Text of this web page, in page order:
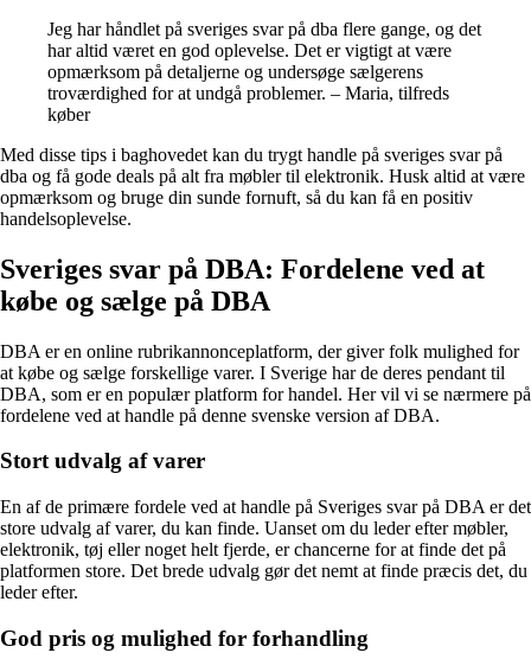
Jeg har håndlet på sveriges svar på dba flere gange, og det
har altid været en god oplevelse. Det er vigtigt at være
opmærksom på detaljerne og undersøge sælgerens
troværdighed for at undgå problemer. – Maria, tilfreds
køber
Med disse tips i baghovedet kan du trygt handle på sveriges svar på
dba og få gode deals på alt fra møbler til elektronik. Husk altid at være
opmærksom og bruge din sunde fornuft, så du kan få en positiv
handelsoplevelse.
Sveriges svar på DBA: Fordelene ved at
købe og sælge på DBA
DBA er en online rubrikannonceplatform, der giver folk mulighed for
at købe og sælge forskellige varer. I Sverige har de deres pendant til
DBA, som er en populær platform for handel. Her vil vi se nærmere på
fordelene ved at handle på denne svenske version af DBA.
Stort udvalg af varer
En af de primære fordele ved at handle på Sveriges svar på DBA er det
store udvalg af varer, du kan finde. Uanset om du leder efter møbler,
elektronik, tøj eller noget helt fjerde, er chancerne for at finde det på
platformen store. Det brede udvalg gør det nemt at finde præcis det, du
leder efter.
God pris og mulighed for forhandling